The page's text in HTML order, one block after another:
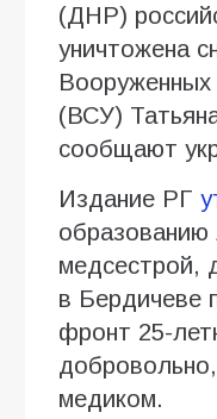
(ДНР)
уничтожена
Вооруженных
(ВСУ)
сообщают
Издание РГ
медсестрой,
в Бердичеве
фронт 25-
медиком.